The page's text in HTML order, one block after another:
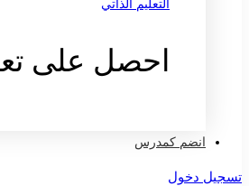
التعليم الذاتي
احصل على
انضم كمدرس
تسجيل دخول